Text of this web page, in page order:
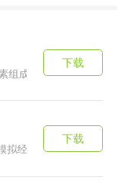
组成的游戏，这款原
下载
拟经营游戏，但是大
下载